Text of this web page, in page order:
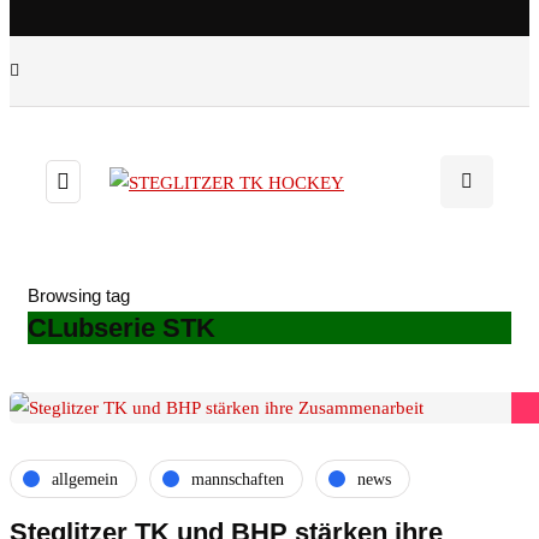
Browsing tag
CLubserie STK
allgemein mannschaften news
Steglitzer TK und BHP stärken ihre